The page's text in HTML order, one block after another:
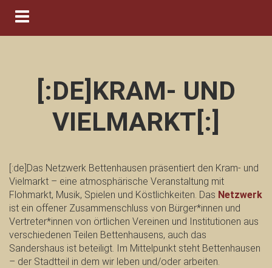
Navigation ein-/ausblenden
[:DE]KRAM- UND
VIELMARKT[:]
[:de]Das Netzwerk Bettenhausen präsentiert den Kram- und
Vielmarkt – eine atmosphärische Veranstaltung mit
Flohmarkt, Musik, Spielen und Köstlichkeiten. Das Netzwerk
ist ein offener Zusammenschluss von Bürger*innen und
Vertreter*innen von örtlichen Vereinen und Institutionen aus
verschiedenen Teilen Bettenhausens, auch das
Sandershaus ist beteiligt. Im Mittelpunkt steht Bettenhausen
– der Stadtteil in dem wir leben und/oder arbeiten.